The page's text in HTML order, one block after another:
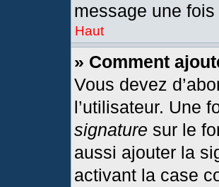
message une
Haut
» Comment
Vous devez
l’utilisateur. Une
signature sur le
aussi ajouter la
activant la case